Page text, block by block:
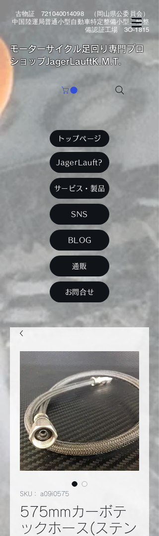
古物証 721040014098（岡山県公委員会）
中国陸運局普通小型自動車特定整備小型二輪整
備認証工場 3O-1815
​モーターサイクル足回り専門プロ
ショップJagerLauftK.M.T.
トップページ
JagerLauft?
サービス・製品
SNS
BLOG
通販
お問合せ
SKU： a09i0575
575mmカーボテ
ックホース(ステン